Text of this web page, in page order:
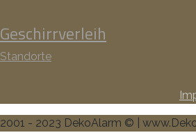
Geschirrverleih
Standorte
2001 - 2023 DekoAlarm © |